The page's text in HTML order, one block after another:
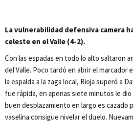
La vulnerabilidad defensiva camera
celeste en el Valle (4-2).
Con las espadas en todo lo alto saltaron
del Valle. Poco tardó en abrir el marcador
la espalda a la zaga local, Rioja superó a
fue rápida, en apenas siete minutos le dio
buen desplazamiento en largo es cazado
vaselina consigue nivelar el duelo.